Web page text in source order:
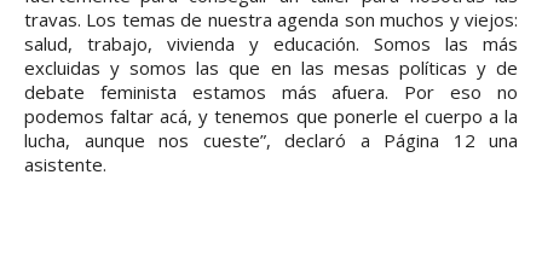
travas. Los temas de nuestra agenda son muchos y viejos:
salud, trabajo, vivienda y educación. Somos las más
excluidas y somos las que en las mesas políticas y de
debate feminista estamos más afuera. Por eso no
podemos faltar acá, y tenemos que ponerle el cuerpo a la
lucha, aunque nos cueste”, declaró a Página 12 una
asistente.